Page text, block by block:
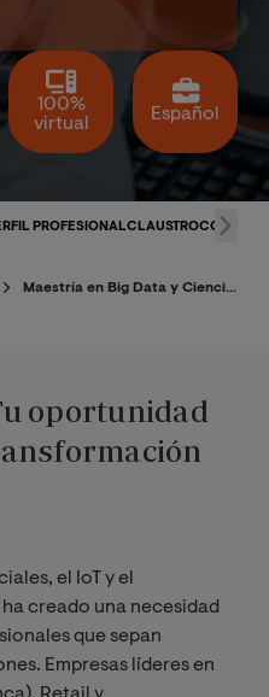
100%
virtual
Español
PROFESIONALCLAUSTRO
Maestría en Big Data y Ciencia de Datos
oportunidad
el IoT y el
creado una necesidad
que sepan
Empresas líderes en